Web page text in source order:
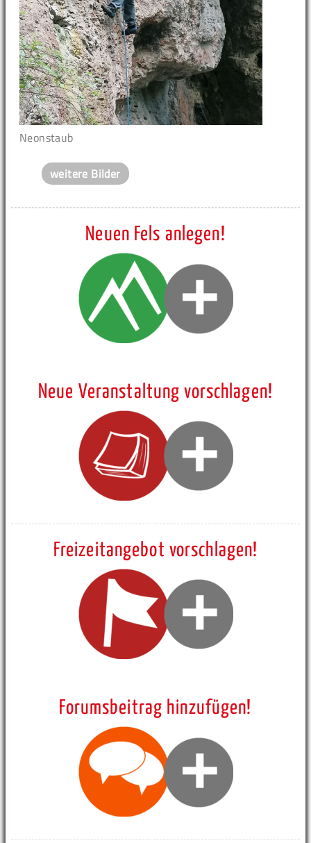
Neonstaub
weitere Bilder
Neuen Fels anlegen!
Neue Veranstaltung vorschlagen!
Freizeitangebot vorschlagen!
Forumsbeitrag hinzufügen!